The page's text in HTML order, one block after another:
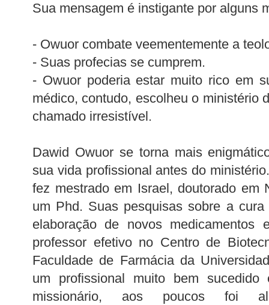
Sua mensagem é instigante por alguns
- Owuor combate veementemente a
- Suas profecias se cumprem.
- Owuor poderia estar muito rico em
médico, contudo, escolheu o ministério
chamado irresistível.
Dawid Owuor se torna mais
sua vida profissional antes do
fez mestrado em Israel, doutorado em
um Phd. Suas pesquisas sobre a
elaboração de novos medicamentos
professor efetivo no Centro de
Faculdade de Farmácia da
um profissional muito bem
missionário, aos poucos foi